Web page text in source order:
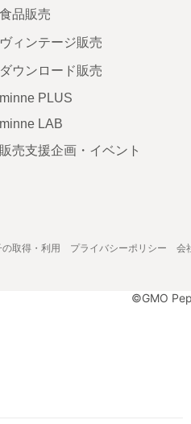
食品販売
ヴィンテージ販売
ダウンロード販売
minne PLUS
minne LAB
販売支援企画・イベント
取得・利用 プライバシーポリシー 会
©GMO